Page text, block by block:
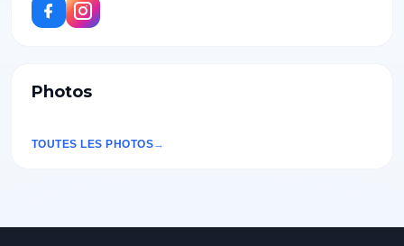
Photos
TOUTES LES PHOTOS